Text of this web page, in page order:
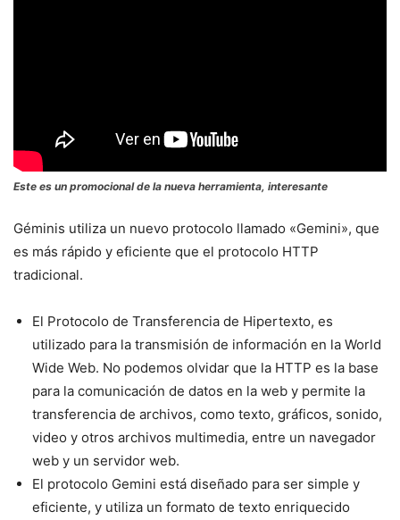
Este es un promocional de la nueva herramienta, interesante
Géminis utiliza un nuevo protocolo llamado «Gemini», que
es más rápido y eficiente que el protocolo HTTP
tradicional.
El Protocolo de Transferencia de Hipertexto, es
utilizado para la transmisión de información en la World
Wide Web. No podemos olvidar que la HTTP es la base
para la comunicación de datos en la web y permite la
transferencia de archivos, como texto, gráficos, sonido,
video y otros archivos multimedia, entre un navegador
web y un servidor web.
El protocolo Gemini está diseñado para ser simple y
eficiente, y utiliza un formato de texto enriquecido